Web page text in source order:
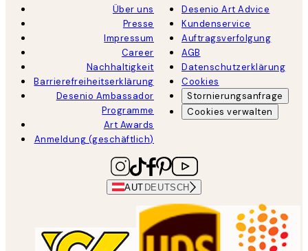
Über uns
Presse
Impressum
Career
Nachhaltigkeit
Barrierefreiheitserklärung
Desenio Ambassador
Programme
Art Awards
Anmeldung (geschäftlich)
Desenio Art Advice
Kundenservice
Auftragsverfolgung
AGB
Datenschutzerklärung
Cookies
Stornierungsanfrage
Cookies verwalten
AUT DEUTSCH